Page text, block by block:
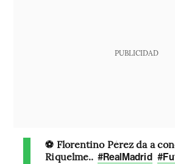
PUBLICIDAD
⚽️ Florentino Pérez da a
Riquelme.. #RealMadrid